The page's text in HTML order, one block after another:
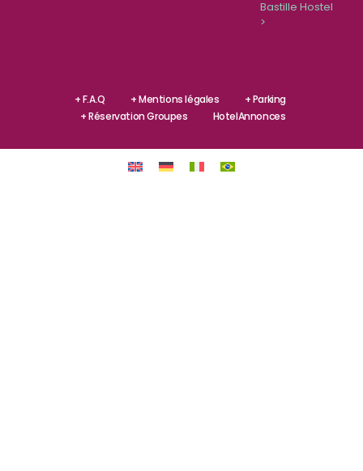
Bastille Hostel
>
+ F.A.Q + Mentions légales
+ Parking
+ Réservation Groupes
HotelAnnonces